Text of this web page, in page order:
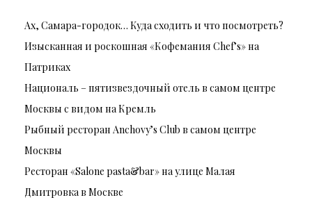
Ах, Самара-городок… Куда сходить и что посмотреть?
Изысканная и роскошная «Кофемания Chef’s» на
Патриках
Националь – пятизвездочный отель в самом центре
Москвы с видом на Кремль
Рыбный ресторан Anchovy’s Club в самом центре
Москвы
Ресторан «Salone pasta&bar» на улице Малая
Дмитровка в Москве